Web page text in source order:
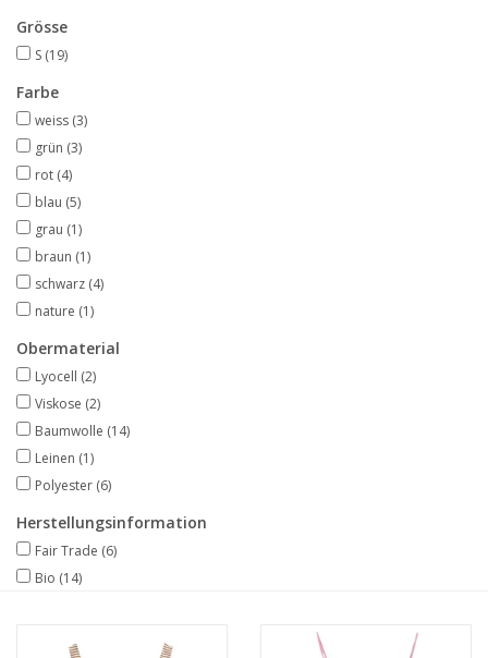
Grösse
S (19)
Farbe
weiss (3)
grün (3)
rot (4)
blau (5)
grau (1)
braun (1)
schwarz (4)
nature (1)
Obermaterial
Lyocell (2)
Viskose (2)
Baumwolle (14)
Leinen (1)
Polyester (6)
Herstellungsinformation
Fair Trade (6)
Bio (14)